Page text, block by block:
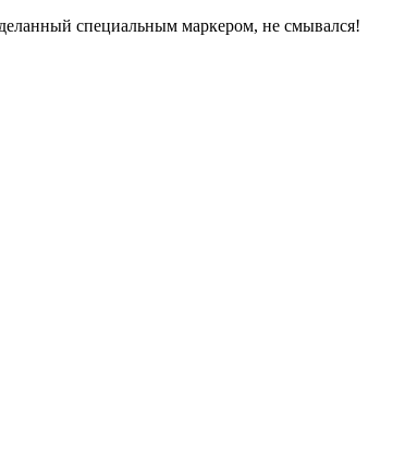
специальным маркером, не смывался!